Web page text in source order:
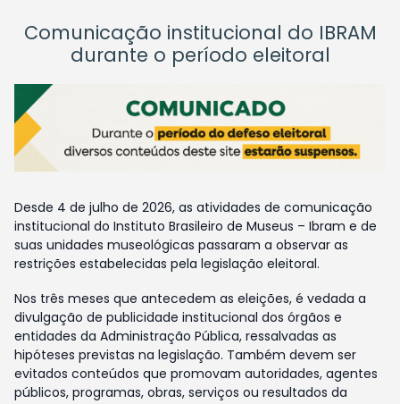
Comunicação institucional do IBRAM
durante o período eleitoral
Desde 4 de julho de 2026, as atividades de comunicação
institucional do Instituto Brasileiro de Museus – Ibram e de
suas unidades museológicas passaram a observar as
restrições estabelecidas pela legislação eleitoral.
Nos três meses que antecedem as eleições, é vedada a
divulgação de publicidade institucional dos órgãos e
entidades da Administração Pública, ressalvadas as
hipóteses previstas na legislação. Também devem ser
evitados conteúdos que promovam autoridades, agentes
públicos, programas, obras, serviços ou resultados da